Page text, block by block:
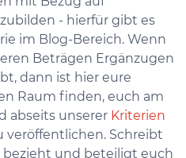
- hierfür gibt es
im Blog-Bereich. Wenn
Beträgen Ergänzugen
dann ist hier eure
Raum finden, euch am
abseits unserer Kriterien
veröffentlichen. Schreibt
bezieht und beteiligt euch